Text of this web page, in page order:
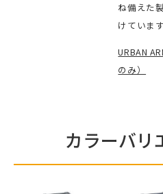
ね備えた
けています
URBAN
のみ）
カラーバリ